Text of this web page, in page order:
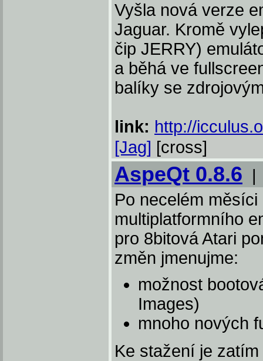
Vyšla nová verze
Jaguar. Kromě
čip JERRY)
a běhá ve
balíky se
link: http://
[Jag] [cross]
AspeQt 0.8.6
Po necelém
multiplatformního
pro 8bitová Atari
změn jmenujme:
možnost
Images)
mnoho nových
Ke stažení je